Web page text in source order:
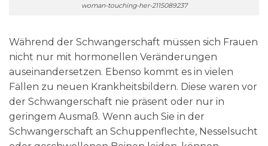
woman-touching-her-2115089237
Während der Schwangerschaft müssen sich Frauen
nicht nur mit hormonellen Veränderungen
auseinandersetzen. Ebenso kommt es in vielen
Fällen zu neuen Krankheitsbildern. Diese waren vor
der Schwangerschaft nie präsent oder nur in
geringem Ausmaß. Wenn auch Sie in der
Schwangerschaft an Schuppenflechte, Nesselsucht